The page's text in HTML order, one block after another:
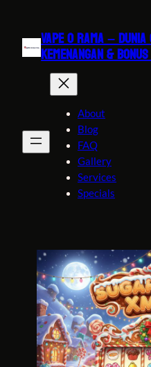
VAPE O RAMA –
KEMENANGAN &
About
Blog
FAQ
Gallery
Services
Specials